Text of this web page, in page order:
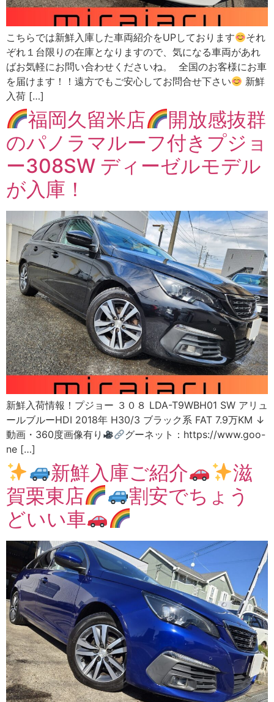
こちらでは新鮮入庫した車両紹介をUPしております
それ
ぞれ１台限りの在庫となりますので、気になる車両があれ
ばお気軽にお問い合わせくださいね。 全国のお客様にお車
を届けます！！遠方でもご安心してお問合せ下さい
新鮮
入荷 […]
福岡久留米店
開放感抜群
のパノラマルーフ付きプジョ
ー308SW ディーゼルモデル
が入庫！
新鮮入荷情報！プジョー ３０８ LDA-T9WBH01 SW アリュ
ールブルーHDI 2018年 H30/3 ブラック系 FAT 7.9万KM ↓
動画・360度画像有り
グーネット：https://www.goo-
ne […]
新鮮入庫ご紹介
滋
賀栗東店
割安でちょう
どいい車